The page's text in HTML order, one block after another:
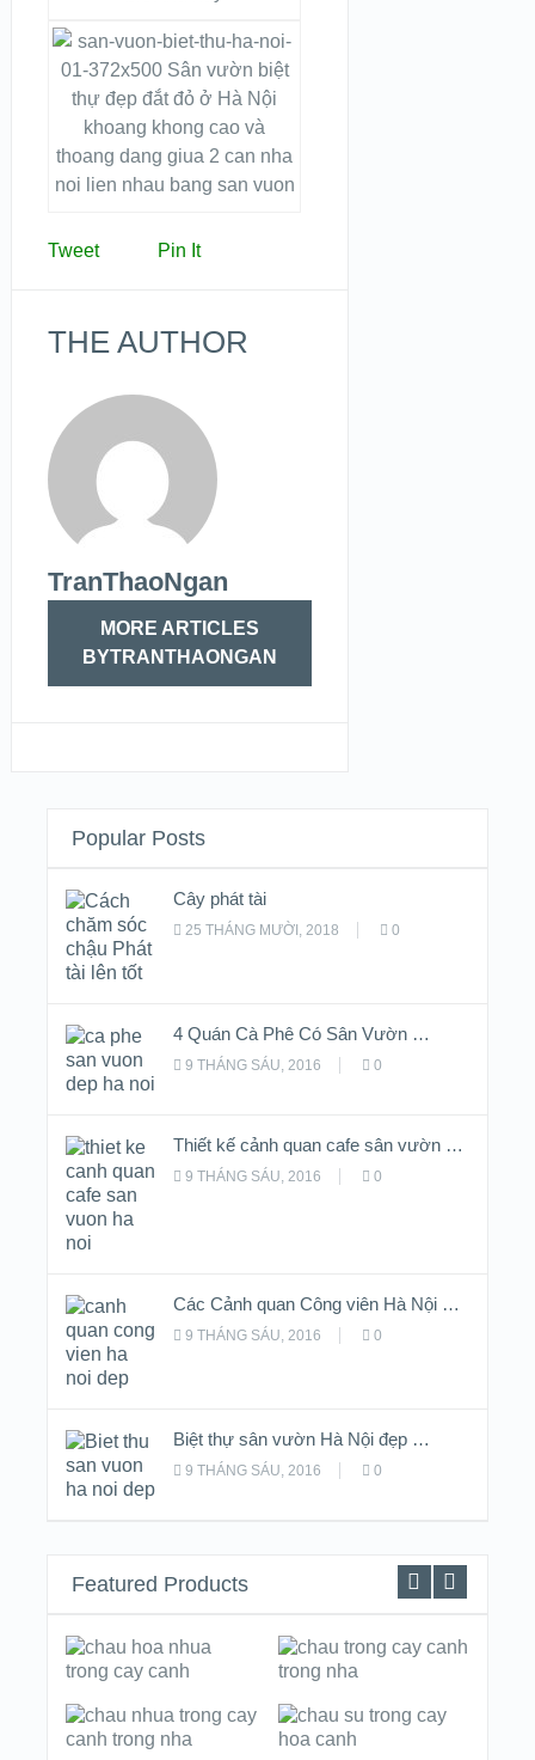
khoang khong cao và
thoang dang giua 2 can nha
noi lien nhau bang san vuon
Tweet Pin It
THE AUTHOR
TranThaoNgan
MORE ARTICLES
BYTRANTHAONGAN
Popular Posts
Cây phát tài
25 THÁNG MƯỜI, 2018 0
4 Quán Cà Phê Có Sân Vườn …
9 THÁNG SÁU, 2016 0
Thiết kế cảnh quan cafe sân vườn …
9 THÁNG SÁU, 2016 0
Các Cảnh quan Công viên Hà Nội …
9 THÁNG SÁU, 2016 0
Biệt thự sân vườn Hà Nội đẹp …
9 THÁNG SÁU, 2016 0
Featured Products